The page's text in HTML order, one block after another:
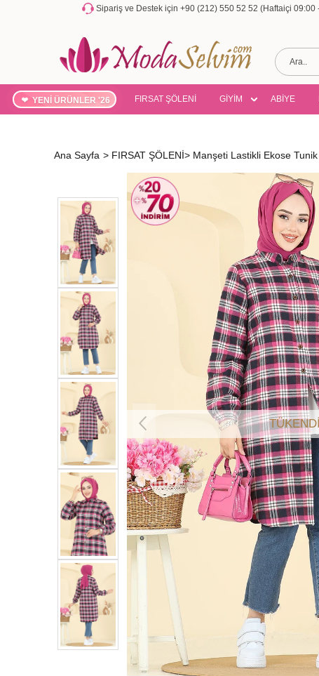
Sipariş ve Destek için +90 (212) 550 52 52 (Haftaiçi
YENİ ÜRÜNLER '26 FIRSAT ŞÖLENİ GİYİM ABİYE
Ana Sayfa > FIRSAT ŞÖLENİ> Manşeti Lastikli Ekose
TÜKENDİ